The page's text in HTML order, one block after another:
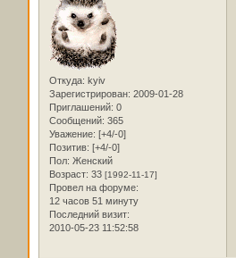
Откуда: kyiv
Зарегистрирован: 2009-01-28
Приглашений: 0
Сообщений: 365
Уважение: [+4/-0]
Позитив: [+4/-0]
Пол: Женский
Возраст: 33 [1992-11-17]
Провел на форуме:
12 часов 51 минуту
Последний визит:
2010-05-23 11:52:58